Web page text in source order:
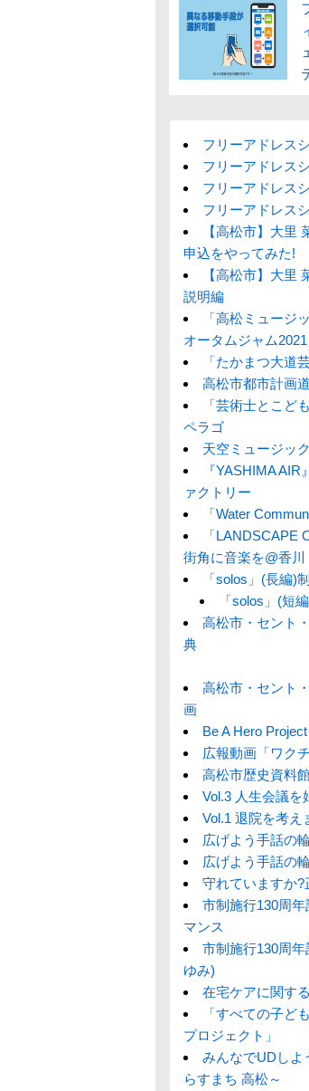
フリーアドレス
フリーアドレス
フリーアドレス
フリーアドレス
【高松市】大里
申込をやってみた!
【高松市】大里
説明編
「高松ミュージ
オータムジャム
「たかまつ大道
高松市都市計画
「芸術士とこど
ペラゴ
天空ミュージッ
『YASHIMA
ァクトリー
「Water
「LANDSCAPE
街角に音楽を@香川
「solos」(長編)
「solos」(短
高松市・セント
典
高松市・セント
画
Be A Hero
広報動画「ワク
高松市歴史資料
Vol.3 人生会議を
Vol.1 退院を考え
広げよう手話の
広げよう手話の
守れていますか?
市制施行130周
マンス
市制施行130周
ゆみ)
在宅ケアに関す
「すべての子ど
プロジェクト」
みんなでUDしよ
らすまち 高松～